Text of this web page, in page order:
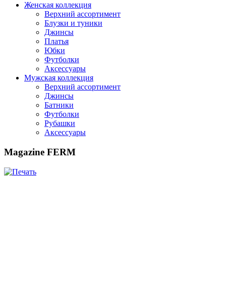
Женская коллекция
Верхний ассортимент
Блузки и туники
Джинсы
Платья
Юбки
Футболки
Аксессуары
Мужская коллекция
Верхний ассортимент
Джинсы
Батники
Футболки
Рубашки
Аксессуары
Magazine FERM